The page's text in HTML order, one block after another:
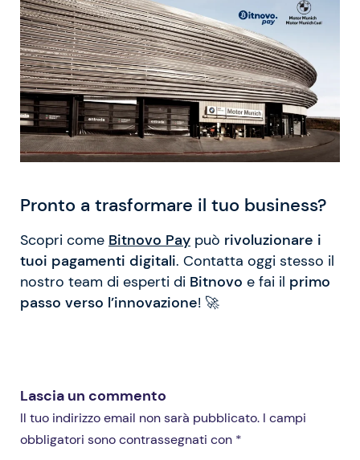
Pronto a trasformare il tuo business?
Scopri come Bitnovo Pay può rivoluzionare i
tuoi pagamenti digitali. Contatta oggi stesso il
nostro team di esperti di Bitnovo e fai il primo
passo verso l’innovazione! 🚀
Lascia un commento
Il tuo indirizzo email non sarà pubblicato. I campi
obbligatori sono contrassegnati con *